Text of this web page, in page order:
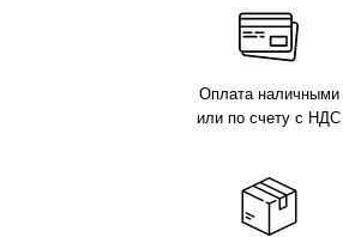
Оплата наличными
или по счету с НДС